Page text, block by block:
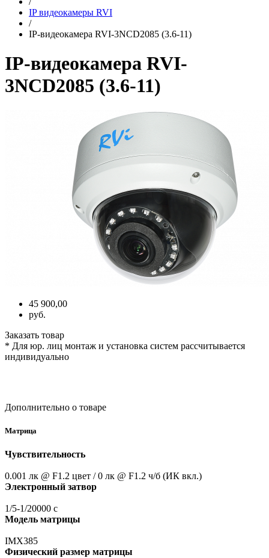
IP видеокамеры RVI
/
IP-видеокамера RVI-3NCD2085 (3.6-11)
IP-видеокамера RVI-
3NCD2085 (3.6-11)
45 900,00
руб.
Заказать товар
* Для юр. лиц монтаж и установка систем рассчитывается
индивидуально
Дополнительно о товаре
Матрица
Чувствительность
0.001 лк @ F1.2 цвет / 0 лк @ F1.2 ч/б (ИК вкл.)
Электронный затвор
1/5-1/20000 с
Модель матрицы
IMX385
Физический размер матрицы